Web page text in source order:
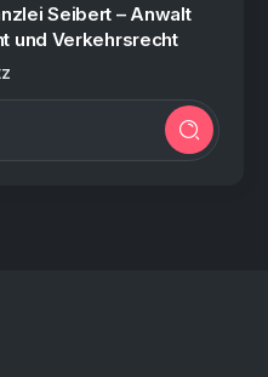
Seibert – Anwalt
und Verkehrsrecht